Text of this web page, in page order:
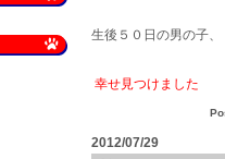
生後５０日の男の子
幸せ見つけました
2012/07/29